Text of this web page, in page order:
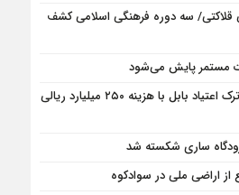
قلاکتی/ سه دوره فرهنگی اسلامی کشف
مستمر پایش می‌شود
فاز یک مرکز بازپروری و ترک اعتیاد بابل با هزینه ۲۵۰ میلیارد ریالی